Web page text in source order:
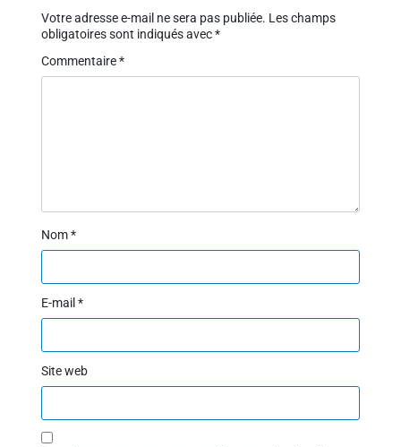
Votre adresse e-mail ne sera pas publiée. Les champs
obligatoires sont indiqués avec*
Commentaire*
Nom*
E-mail *
Site web